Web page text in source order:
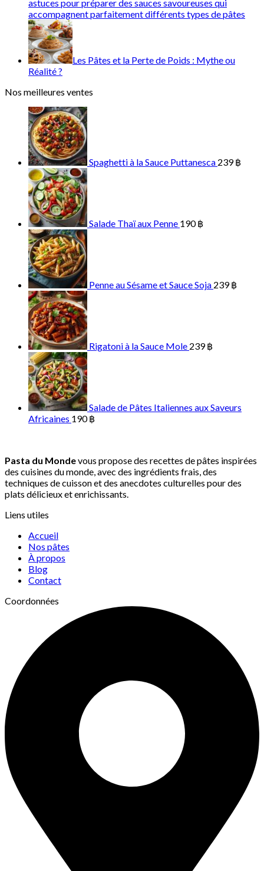
astuces pour préparer des sauces savoureuses qui
accompagnent parfaitement différents types de pâtes
Les Pâtes et la Perte de Poids : Mythe ou
Réalité ?
Nos meilleures ventes
Spaghetti à la Sauce Puttanesca 239฿
Salade Thaï aux Penne 190฿
Penne au Sésame et Sauce Soja 239฿
Rigatoni à la Sauce Mole 239฿
Salade de Pâtes Italiennes aux Saveurs
Africaines 190฿
Pasta du Mondevous propose des recettes de pâtes inspirées
des cuisines du monde, avec des ingrédients frais, des
techniques de cuisson et des anecdotes culturelles pour des
plats délicieux et enrichissants.
Liens utiles
Accueil
Nos pâtes
À propos
Blog
Contact
Coordonnées